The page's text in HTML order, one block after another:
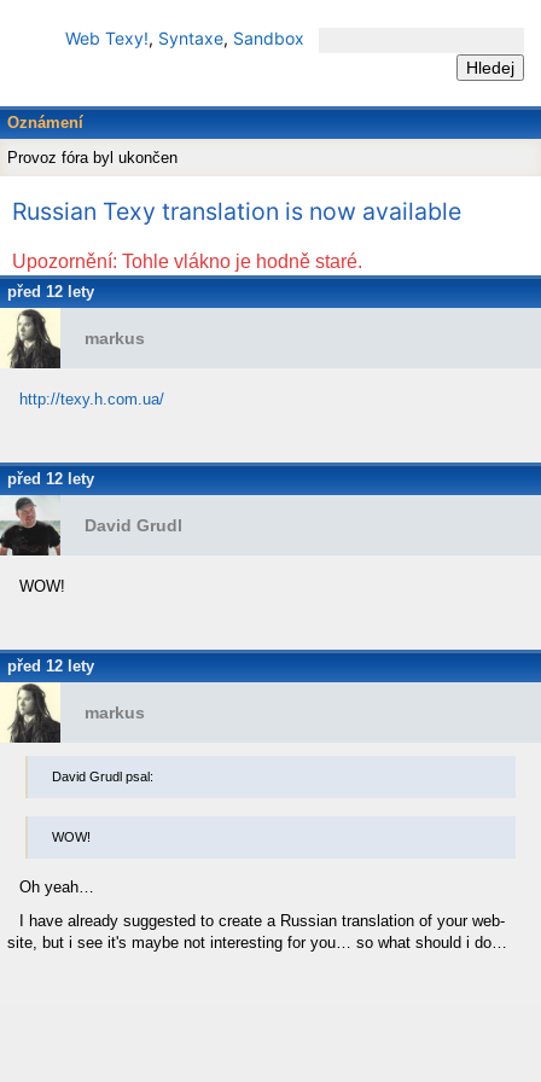
Web Texy!, Syntaxe, Sandbox
Oznámení
Provoz fóra byl ukončen
Russian Texy translation is now available
Upozornění: Tohle vlákno je hodně staré.
před 12 lety
markus
http://texy.h.com.ua/
před 12 lety
David Grudl
WOW!
před 12 lety
markus
David Grudl psal:
WOW!
Oh yeah…
I have already suggested to create a Russian translation of your web-
site, but i see it's maybe not interesting for you… so what should i do…